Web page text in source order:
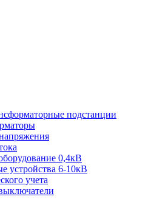
подстанции
0,4кВ
устройства 6-10кВ
учета